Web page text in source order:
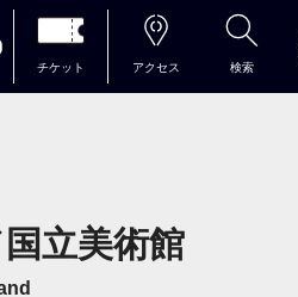
チケット アクセス 検索
立美術館